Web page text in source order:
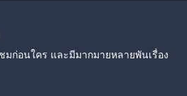
ก่อนใคร และมีมากมายหลายพันเรื่อง